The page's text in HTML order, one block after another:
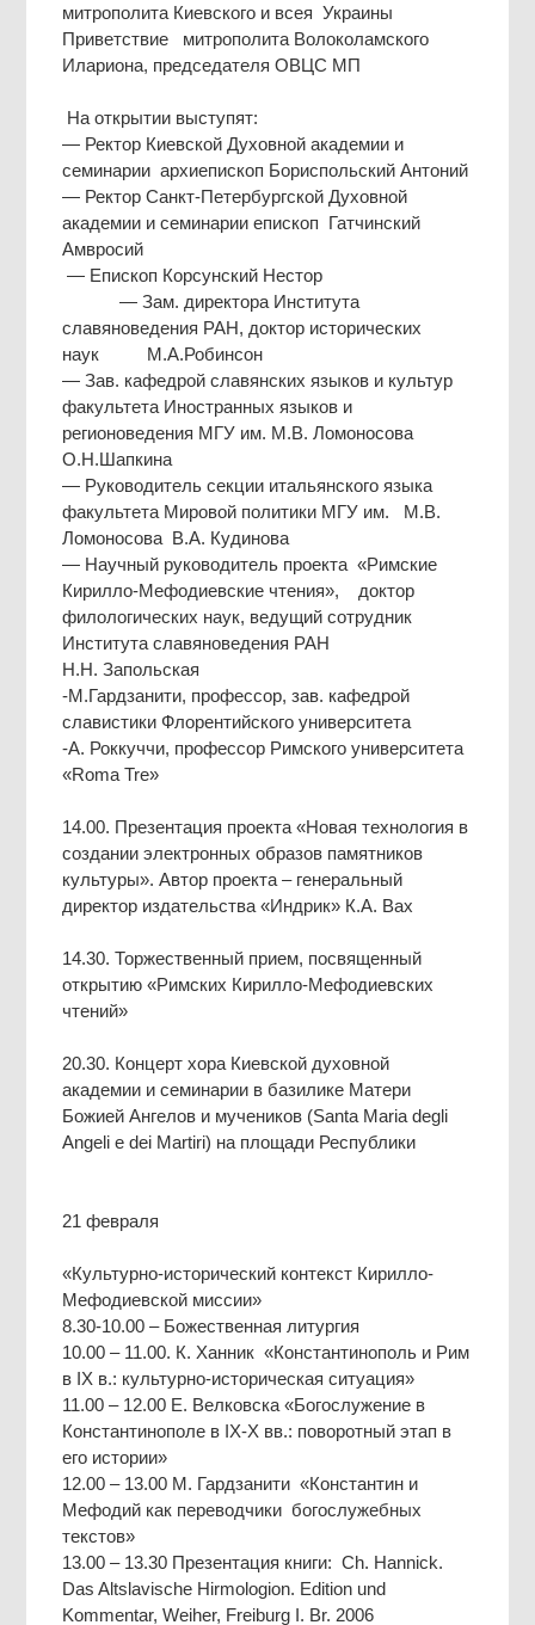
митрополита Киевского и всея Украины
Приветствие митрополита Волоколамского
Илариона, председателя ОВЦС МП
На открытии выступят:
— Ректор Киевской Духовной академии и
семинарии архиепископ Бориспольский Антоний
— Ректор Санкт-Петербургской Духовной
академии и семинарии епископ Гатчинский
Амвросий
— Епископ Корсунский Нестор
— Зам. директора Института
славяноведения РАН, доктор исторических
наук М.А.Робинсон
— Зав. кафедрой славянских языков и культур
факультета Иностранных языков и
регионоведения МГУ им. М.В. Ломоносова
О.Н.Шапкина
— Руководитель секции итальянского языка
факультета Мировой политики МГУ им. М.В.
Ломоносова В.А. Кудинова
— Научный руководитель проекта «Римские
Кирилло-Мефодиевские чтения», доктор
филологических наук, ведущий сотрудник
Института славяноведения РАН
Н.Н. Запольская
-М.Гардзанити, профессор, зав. кафедрой
славистики Флорентийского университета
-А. Роккуччи, профессор Римского университета
«Roma Tre»
14.00. Презентация проекта «Новая технология в
создании электронных образов памятников
культуры». Автор проекта – генеральный
директор издательства «Индрик» К.А. Вах
14.30. Торжественный прием, посвященный
открытию «Римских Кирилло-Мефодиевских
чтений»
20.30. Концерт хора Киевской духовной
академии и семинарии в базилике Матери
Божией Ангелов и мучеников (Santa Maria degli
Angeli e dei Martiri) на площади Республики
21 февраля
«Культурно-исторический контекст Кирилло-
Мефодиевской миссии»
8.30-10.00 – Божественная литургия
10.00 – 11.00. К. Ханник «Константинополь и Рим
в IX в.: культурно-историческая ситуация»
11.00 – 12.00 Е. Велковска «Богослужение в
Константинополе в IX-X вв.: поворотный этап в
его истории»
12.00 – 13.00 М. Гардзанити «Константин и
Мефодий как переводчики богослужебных
текстов»
13.00 – 13.30 Презентация книги: Ch. Hannick.
Das Altslavische Hirmologion. Edition und
Kommentar, Weiher, Freiburg I. Br. 2006